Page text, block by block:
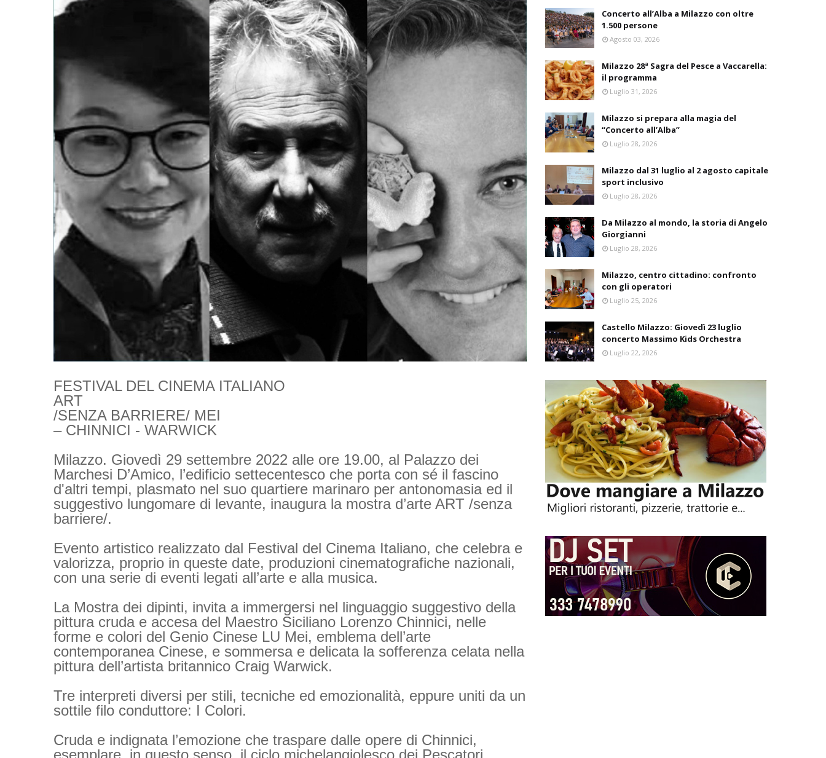
FESTIVAL DEL CINEMA ITALIANO
ART
/SENZA BARRIERE/ MEI
– CHINNICI - WARWICK
Milazzo. Giovedì 29 settembre 2022 alle ore 19.00, al Palazzo dei
Marchesi D’Amico, l’edificio settecentesco che porta con sé il fascino
d'altri tempi, plasmato nel suo quartiere marinaro per antonomasia ed il
suggestivo lungomare di levante, inaugura la mostra d’arte ART /senza
barriere/.
Evento artistico realizzato dal Festival del Cinema Italiano, che celebra e
valorizza, proprio in queste date, produzioni cinematografiche nazionali,
con una serie di eventi legati all’arte e alla musica.
La Mostra dei dipinti, invita a immergersi nel linguaggio suggestivo della
pittura cruda e accesa del Maestro Siciliano Lorenzo Chinnici, nelle
forme e colori del Genio Cinese LU Mei, emblema dell’arte
contemporanea Cinese, e sommersa e delicata la sofferenza celata nella
pittura dell’artista britannico Craig Warwick.
Tre interpreti diversi per stili, tecniche ed emozionalità, eppure uniti da un
sottile filo conduttore: I Colori.
Cruda e indignata l’emozione che traspare dalle opere di Chinnici,
Concerto all’Alba a Milazzo con oltre
1.500 persone
Agosto 03, 2026
Milazzo 28ª Sagra del Pesce a Vaccarella:
il programma
Luglio 31, 2026
Milazzo si prepara alla magia del
“Concerto all’Alba”
Luglio 28, 2026
Milazzo dal 31 luglio al 2 agosto capitale
sport inclusivo
Luglio 28, 2026
Da Milazzo al mondo, la storia di Angelo
Giorgianni
Luglio 28, 2026
Milazzo, centro cittadino: confronto
con gli operatori
Luglio 25, 2026
Castello Milazzo: Giovedì 23 luglio
concerto Massimo Kids Orchestra
Luglio 22, 2026